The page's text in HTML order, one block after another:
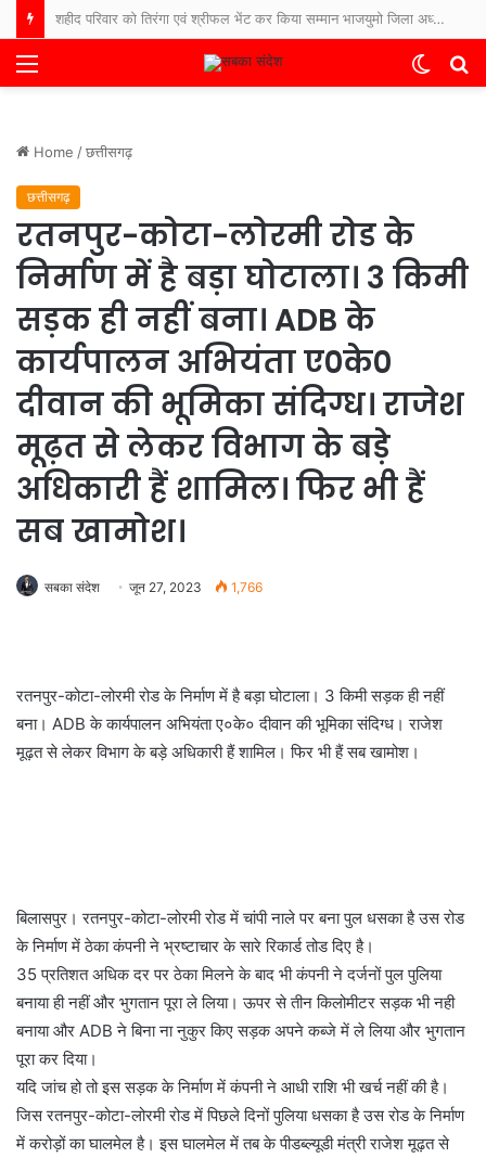
बिलासपुर पुलिस सदैव आपकी सेवा में तत्पर, बिलासपुर पुलिस का संदेश : “आपकी एक आस, आपकी अमानत, आपके पास।”
Menu
Switch
Home /छत्तीसगढ़
छत्तीसगढ़
रतनपुर-कोटा-लोरमी रोड के
निर्माण में है बड़ा घोटाला। 3 किमी
सड़क ही नहीं बना। ADB के
कार्यपालन अभियंता ए०के०
दीवान की भूमिका संदिग्ध। राजेश
मूढ़त से लेकर विभाग के बड़े
अधिकारी हैं शामिल। फिर भी हैं
सब खामोश।
सबका संदेश जून 27, 2023 1,766
रतनपुर-कोटा-लोरमी रोड के निर्माण में है बड़ा घोटाला। 3 किमी सड़क ही नहीं
बना। ADB के कार्यपालन अभियंता ए०के० दीवान की भूमिका संदिग्ध। राजेश
मूढ़त से लेकर विभाग के बड़े अधिकारी हैं शामिल। फिर भी हैं सब खामोश।
बिलासपुर। रतनपुर-कोटा-लोरमी रोड में चांपी नाले पर बना पुल धसका है उस रोड
के निर्माण में ठेका कंपनी ने भ्रष्टाचार के सारे रिकार्ड तोड दिए है।
35 प्रतिशत अधिक दर पर ठेका मिलने के बाद भी कंपनी ने दर्जनों पुल पुलिया
बनाया ही नहीं और भुगतान पूरा ले लिया। ऊपर से तीन किलोमीटर सड़क भी नही
बनाया और ADB ने बिना ना नुकुर किए सड़क अपने कब्जे में ले लिया और भुगतान
पूरा कर दिया।
यदि जांच हो तो इस सड़क के निर्माण में कंपनी ने आधी राशि भी खर्च नहीं की है।
जिस रतनपुर-कोटा-लोरमी रोड में पिछले दिनों पुलिया धसका है उस रोड के निर्माण
में करोड़ों का घालमेल है। इस घालमेल में तब के पीडब्ल्यूडी मंत्री राजेश मूढ़त से